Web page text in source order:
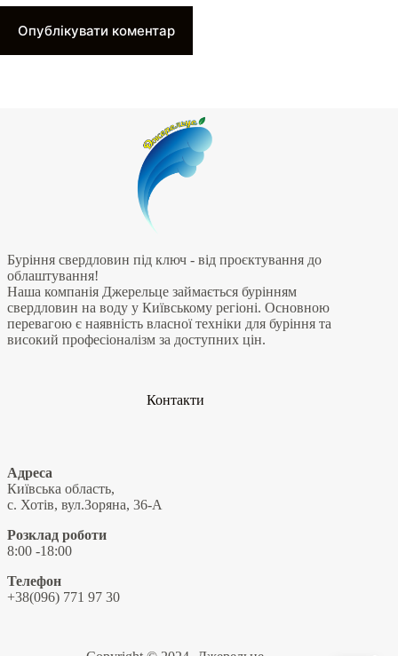
Опублікувати коментар
Буріння свердловин під ключ - від проєктування до
облаштування!
Наша компанія Джерельце займається бурінням
свердловин на воду у Київському регіоні. Основною
перевагою є наявність власної техніки для буріння та
високий професіоналізм за доступних цін.
Контакти
Адреса
Київська область,
с. Хотів, вул.Зоряна, 36-А
Розклад роботи
8:00 -18:00
Телефон
+38(096) 771 97 30